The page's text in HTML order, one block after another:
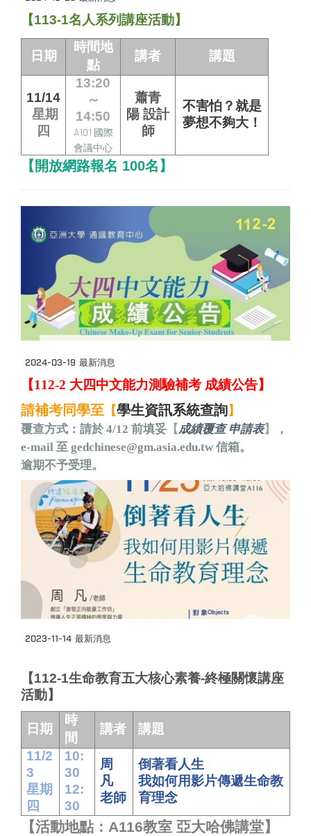
【113-1名人系列講座活動】
日期
時間地
點
講者 講題
11/14
星期
四
13:20
～
14:50
A101 國際
會議中心
蕭青
陽 設計
師
不害怕？就是
夢想不夠大！
【開放網路報名 100名】
2024-03-19 最新消息
【112-2 大四中文能力測驗補考 成績公告】
請補考同學至 【學生資訊系統查詢】
覆查方式：請於 4/12 前填妥 【成績覆查 申請表】
，
e-mail 至 gedchinese@gm.asia.edu.tw 信箱。
逾期不予受理。
2023-11-14 最新消息
【112-1生命教育五大核心素養-終極關懷講座
活動】
日期
時
間
講者
講題
11/2
3
星期
四
10:
30
12:
30
周
凡
老師
倒著看人生
我如何用影片傳遞生命教
育理念
【活動地點：A116教室 亞大哈佛講堂】